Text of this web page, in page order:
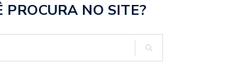
PROCURA NO SITE?